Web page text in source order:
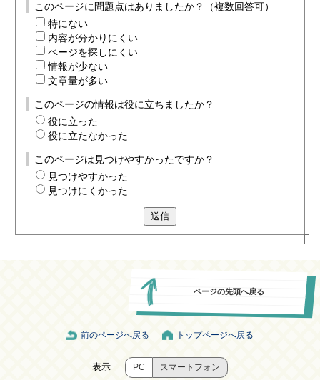
このページに問題点はありましたか？（複数回答可）
特にない
内容が分かりにくい
ページを探しにくい
情報が少ない
文章量が多い
このページの情報は役に立ちましたか？
役に立った
役に立たなかった
このページは見つけやすかったですか？
見つけやすかった
見つけにくかった
送信
ページの先頭へ戻る
前のページへ戻る トップページへ戻る
表示 PC スマートフォン